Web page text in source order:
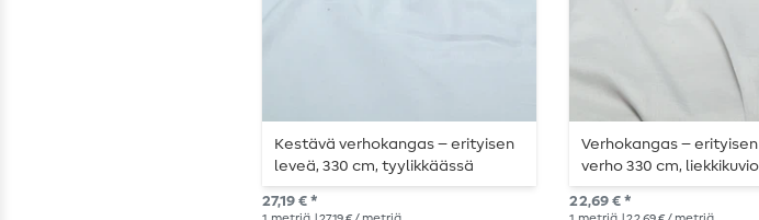
Kestävä verhokangas – erityisen
leveä, 330 cm, tyylikkäässä
vaaleanharmaassa sävyssä
27,19 € *
Verhokangas –
verho 330 cm,
vaaleanharmaa
22,69 € *